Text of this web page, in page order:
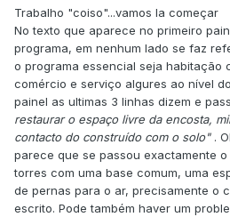
Trabalho "coiso"...vamos la começar
No texto que aparece no primeiro
programa, em nenhum lado se faz
o programa essencial seja habitação
comércio e serviço algures ao nível
painel as ultimas 3 linhas dizem e
restaurar o espaço livre da encosta,
contacto do construído com o solo".
parece que se passou exactamente
torres com uma base comum, uma
de pernas para o ar, precisamente o
escrito. Pode também haver um